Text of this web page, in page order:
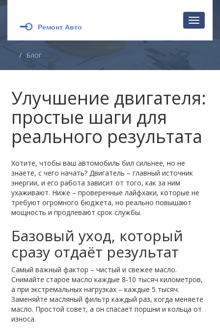
Блог
Улучшение двигателя:
простые шаги для
реального результата
Хотите, чтобы ваш автомобиль бил сильнее, но не
знаете, с чего начать? Двигатель – главный источник
энергии, и его работа зависит от того, как за ним
ухаживают. Ниже – проверенные лайфхаки, которые не
требуют огромного бюджета, но реально повышают
мощность и продлевают срок службы.
Базовый уход, который
сразу отдаёт результат
Самый важный фактор – чистый и свежее масло.
Снимайте старое масло каждые 8‑10 тысяч километров,
а при экстремальных нагрузках – каждые 5 тысяч.
Заменяйте масляный фильтр каждый раз, когда меняете
масло. Простой совет, а он спасает поршни и кольца от
износа.